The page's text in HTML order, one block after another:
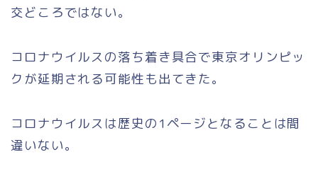
交どころではない。
コロナウイルスの落ち着き具合で東京オリンピッ
クが延期される可能性も出てきた。
コロナウイルスは歴史の1ページとなることは間
違いない。